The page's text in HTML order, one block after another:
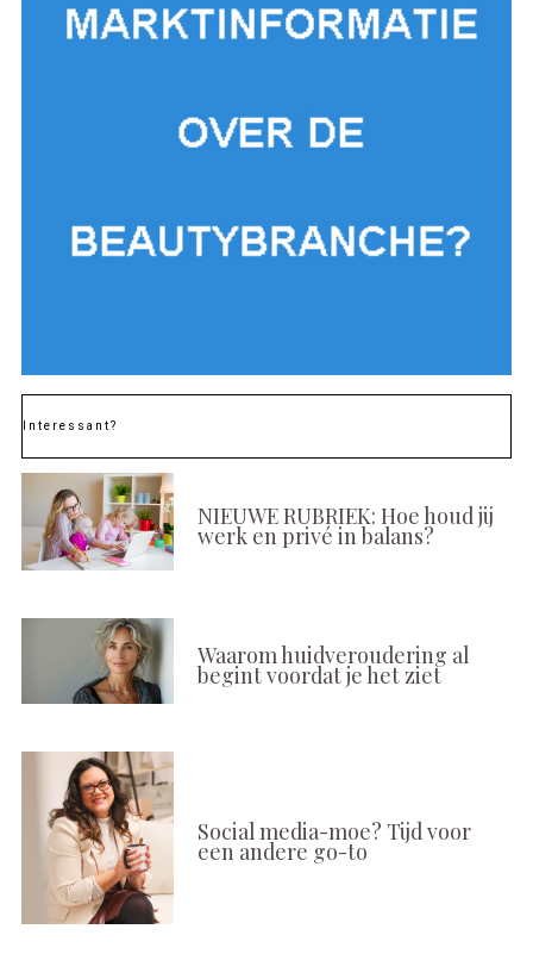
Interessant?
NIEUWE RUBRIEK: Hoe houd jij
werk en privé in balans?
Waarom huidveroudering al
begint voordat je het ziet
Social media-moe? Tijd voor
een andere go-to